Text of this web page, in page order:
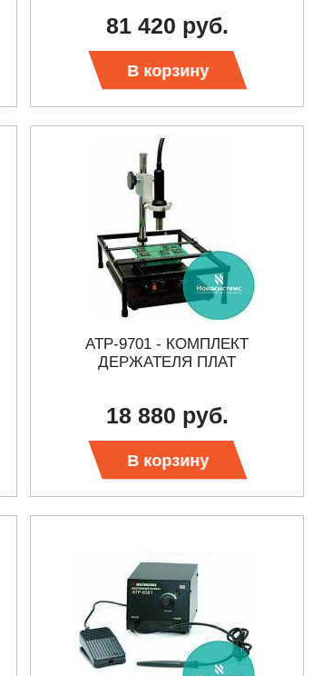
81 420 руб.
В корзину
АТР-9701 - КОМПЛЕКТ
ДЕРЖАТЕЛЯ ПЛАТ
18 880 руб.
В корзину